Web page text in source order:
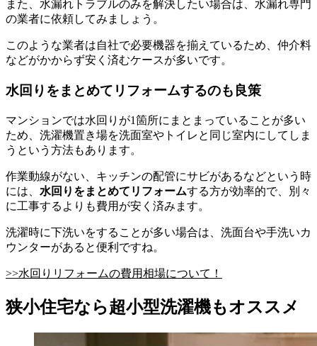
また、水漏れトラブルのみを解決したい場合は、水漏れ専門
の業者に依頼してみましょう。
このような業者は自社で必要機器を揃えているため、仲介料
などがかからず安く済むケースが多いです。
水回りをまとめてリフォームするのも良策
マンションでは水回りが1箇所にまとまっていることが多い
ため、洗濯機置き場を洗面室やトイレと同じ室内にしてしま
うという方法もあります。
作業動線がない、キッチンの配管にサビがあるなどという時
には、 水回りをまとめてリフォームする方が効率的で、別々
に工事するよりも費用が安く済みます。
洗濯時に下洗いをすることが多い場合は、洗面台や手洗いカ
ウンターがあると便利ですね。
>>水回りリフォームの費用相場について！
狭小住宅なら超小型洗濯機もオススメ